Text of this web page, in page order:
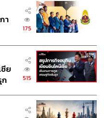
างประวัติศาสตร์เป็น
ระเภทมาราธอนใน
กทันที
า
175
ย
ก
515